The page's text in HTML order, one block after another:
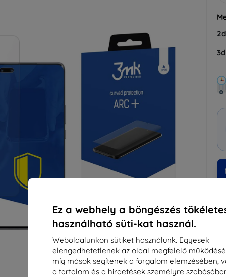
Ez a webhely a böngészés
használható süti-kat használ.
Weboldalunkon sütiket használunk. Egyesek
elengedhetetlenek az oldal megfelelő
míg mások segítenek a forgalom elemzésében,
a tartalom és a hirdetések személyre